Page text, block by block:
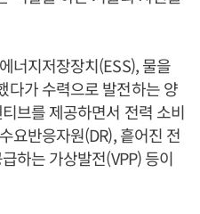
너지저장장치(ESS), 물을
다가 수력으로 발전하는 양
브를 제공하면서 전력 소비
요반응자원(DR), 흩어진 전
하는 가상발전(VPP) 등이